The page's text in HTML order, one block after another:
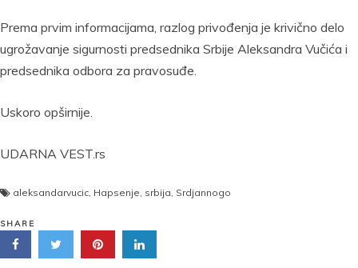
Prema prvim informacijama, razlog privođenja je krivično delo
ugrožavanje sigurnosti predsednika Srbije Aleksandra Vučića i
predsednika odbora za pravosuđe.
Uskoro opširnije.
UDARNA VEST.rs
aleksandarvucic, Hapsenje, srbija, Srdjannogo
SHARE